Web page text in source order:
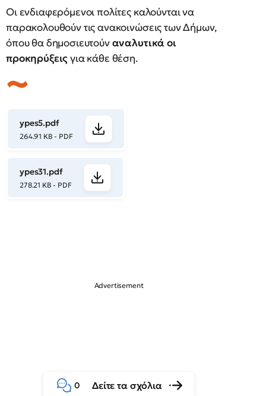
Οι ενδιαφερόμενοι πολίτες καλούνται να
παρακολουθούν τις ανακοινώσεις των Δήμων,
όπου θα δημοσιευτούναναλυτικά οι
προκηρύξειςγια κάθε θέση.
ypes5.pdf
264.91 KB - PDF
ypes31.pdf
278.21 KB - PDF
0 Δείτε τα σχόλια